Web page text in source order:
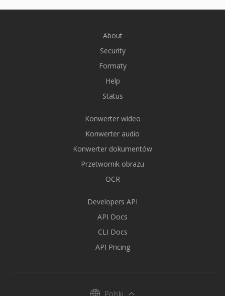
About
Security
Formaty
Help
Status
Konwerter wideo
Konwerter audio
Konwerter dokumentów
Przetwornik obrazu
OCR
Developers API
API Docs
CLI Docs
API Pricing
Polski